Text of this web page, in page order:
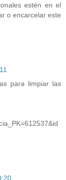
estén en el
o encarcelar este
para limpiar las